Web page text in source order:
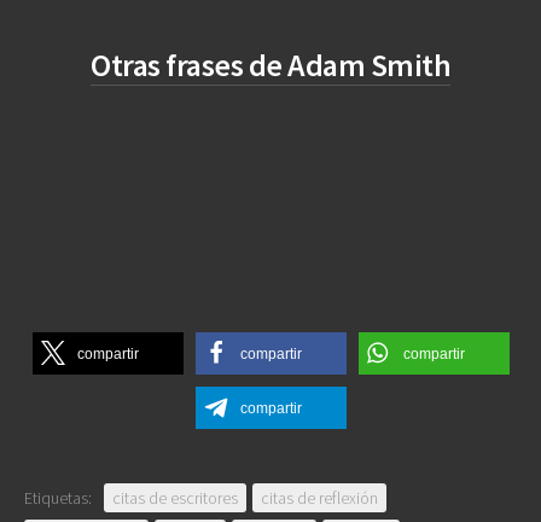
Otras frases de Adam Smith
compartir compartir compartir
compartir
Etiquetas: citas de escritores
citas de reflexión